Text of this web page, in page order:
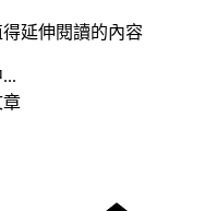
延伸閱讀的內容
章